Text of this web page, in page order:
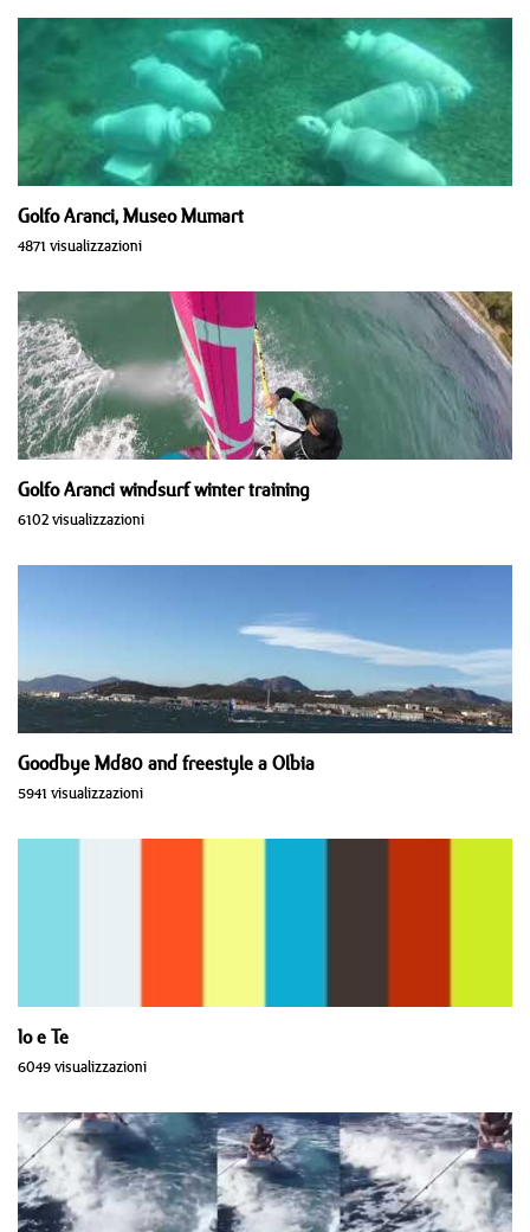
Golfo Aranci, Museo Mumart
4871 visualizzazioni
Golfo Aranci windsurf winter training
6102 visualizzazioni
Goodbye Md80 and freestyle a Olbia
5941 visualizzazioni
Io e Te
6049 visualizzazioni